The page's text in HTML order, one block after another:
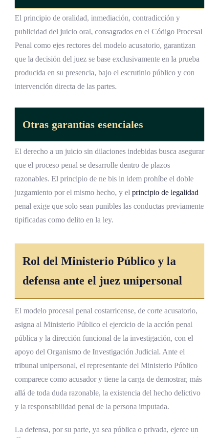
El principio de oralidad, inmediación, contradicción y
publicidad del juicio oral, consagrados en el Código Procesal
Penal como ejes rectores del modelo acusatorio, garantizan
que la decisión del juez se base exclusivamente en la prueba
producida en su presencia, bajo el escrutinio público y con
intervención directa de las partes.
Otras garantías esenciales
El derecho a un juicio sin dilaciones indebidas busca asegurar
que el proceso penal se desarrolle dentro de plazos
razonables. El principio de ne bis in idem prohíbe el doble
juzgamiento por el mismo hecho, y el principio de legalidad
penal exige que solo sean punibles las conductas previamente
tipificadas como delito en la ley.
Rol del Ministerio Público y la
defensa ante el juez unipersonal
El modelo procesal penal costarricense, de corte acusatorio,
asigna al Ministerio Público el ejercicio de la acción penal
pública y la dirección funcional de la investigación, con el
apoyo del Organismo de Investigación Judicial. Ante el
tribunal unipersonal, el representante del Ministerio Público
comparece como acusador y tiene la carga de demostrar, más
allá de toda duda razonable, la existencia del hecho delictivo
y la responsabilidad penal de la persona imputada.
La defensa, por su parte, ya sea pública o privada, ejerce un